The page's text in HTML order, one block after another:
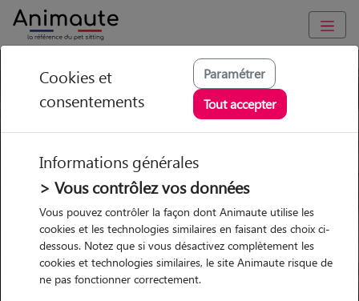
Trouvez votre gardien idéal !
Garde
chez le Pet Sitter
Garde
chez le Pet Sitter Visites
Visites
Cookies et
consentements
Paramétrer
Tout accepter
Informations générales
> Vous contrôlez vos données
Vous pouvez contrôler la façon dont Animaute utilise les
cookies et les technologies similaires en faisant des choix ci-
dessous. Notez que si vous désactivez complètement les
cookies et technologies similaires, le site Animaute risque de
ne pas fonctionner correctement.